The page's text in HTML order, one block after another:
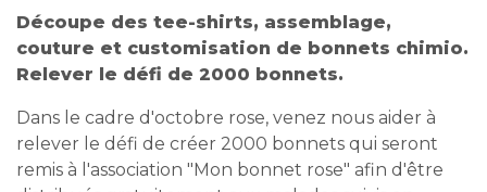
Découpe des tee-shirts, assemblage,
couture et customisation de bonnets chimio.
Relever le défi de 2000 bonnets.
Dans le cadre d'octobre rose, venez nous aider à
relever le défi de créer 2000 bonnets qui seront
remis à l'association "Mon bonnet rose" afin d'être